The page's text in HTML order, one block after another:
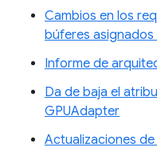
Cambios en los
búferes asignados
Informe de
Da de baja el
GPUAdapter
Actualizaciones de